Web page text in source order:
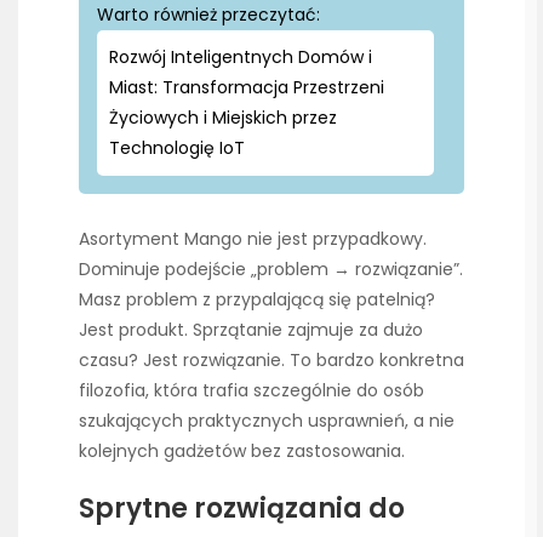
Warto również przeczytać:
Rozwój Inteligentnych Domów i
Miast: Transformacja Przestrzeni
Życiowych i Miejskich przez
Technologię IoT
Asortyment Mango nie jest przypadkowy.
Dominuje podejście „problem → rozwiązanie”.
Masz problem z przypalającą się patelnią?
Jest produkt. Sprzątanie zajmuje za dużo
czasu? Jest rozwiązanie. To bardzo konkretna
filozofia, która trafia szczególnie do osób
szukających praktycznych usprawnień, a nie
kolejnych gadżetów bez zastosowania.
Sprytne rozwiązania do